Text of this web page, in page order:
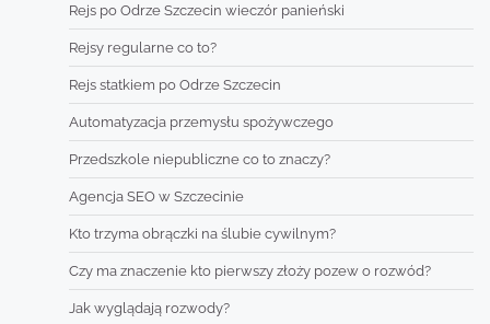
Rejs po Odrze Szczecin wieczór panieński
Rejsy regularne co to?
Rejs statkiem po Odrze Szczecin
Automatyzacja przemysłu spożywczego
Przedszkole niepubliczne co to znaczy?
Agencja SEO w Szczecinie
Kto trzyma obrączki na ślubie cywilnym?
Czy ma znaczenie kto pierwszy złoży pozew o rozwód?
Jak wyglądają rozwody?